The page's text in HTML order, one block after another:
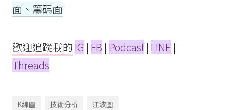
面、籌碼面
歡迎追蹤我的 IG | FB | Podcast| LINE |
Threads
K線圖 技術分析 江波圖